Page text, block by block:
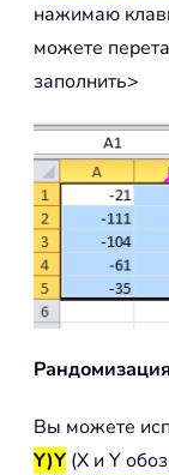
нажимаю
можете
заполнить>
Вы можете
Y)Y (X и Y